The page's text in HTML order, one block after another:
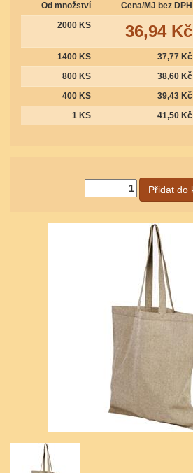
Od množství Cena/MJ bez DPH
2000 KS
36,94 Kč
1400 KS 37,77 Kč
800 KS
38,60 Kč
400 KS
39,43 Kč
1 KS
41,50 Kč